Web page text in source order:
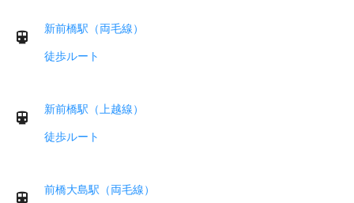
新前橋駅（両毛線）
徒歩ルート
新前橋駅（上越線）
徒歩ルート
前橋大島駅（両毛線）